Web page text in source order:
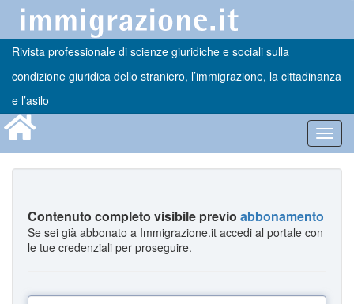
Rivista professionale di scienze giuridiche e sociali sulla
condizione giuridica dello straniero, l’immigrazione, la cittadinanza
e l’asilo
Contenuto completo visibile previo abbonamento
Se sei già abbonato a Immigrazione.it accedi al portale con
le tue credenziali per proseguire.